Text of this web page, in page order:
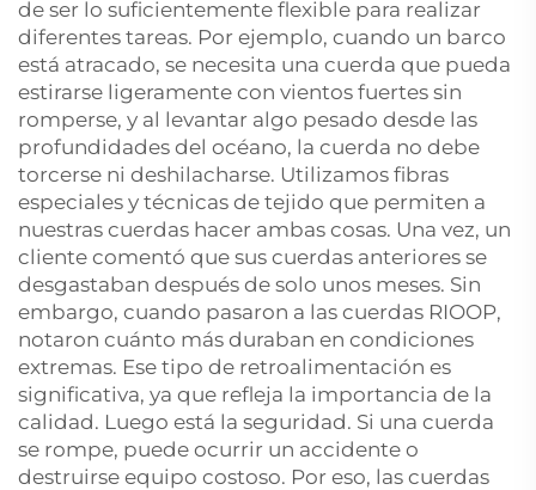
de ser lo suficientemente flexible para realizar
diferentes tareas. Por ejemplo, cuando un barco
está atracado, se necesita una cuerda que pueda
estirarse ligeramente con vientos fuertes sin
romperse, y al levantar algo pesado desde las
profundidades del océano, la cuerda no debe
torcerse ni deshilacharse. Utilizamos fibras
especiales y técnicas de tejido que permiten a
nuestras cuerdas hacer ambas cosas. Una vez, un
cliente comentó que sus cuerdas anteriores se
desgastaban después de solo unos meses. Sin
embargo, cuando pasaron a las cuerdas RIOOP,
notaron cuánto más duraban en condiciones
extremas. Ese tipo de retroalimentación es
significativa, ya que refleja la importancia de la
calidad. Luego está la seguridad. Si una cuerda
se rompe, puede ocurrir un accidente o
destruirse equipo costoso. Por eso, las cuerdas